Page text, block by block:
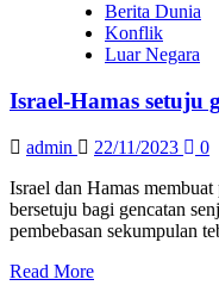
Berita Dunia
Konflik
Luar Negara
Israel-Hamas setuju
admin 22/11/2023
0
Israel dan Hamas
bersetuju bagi gencatan
pembebasan sekumpulan
Read More